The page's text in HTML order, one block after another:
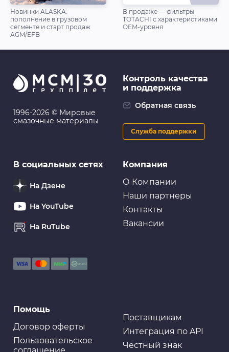
Новинки ALASKA:
пополнение в грузовом
сегменте и старт продаж
AGM/EFB
В продаже — фильтры
TOTACHI с характеристиками
OEM-уровня
1996-2026 © Мировые
смазочные материалы
Компания
О Компании
Наши партнеры
Контакты
Вакансии
Помощь
Договор оферты
Пользовательское
Поставщикам
Интеграция по API
Честный знак
Контроль качества
и поддержка
Обратная связь
Служба поддержки
В социальных сетях
На Дзене
На YouTube
На RuTube